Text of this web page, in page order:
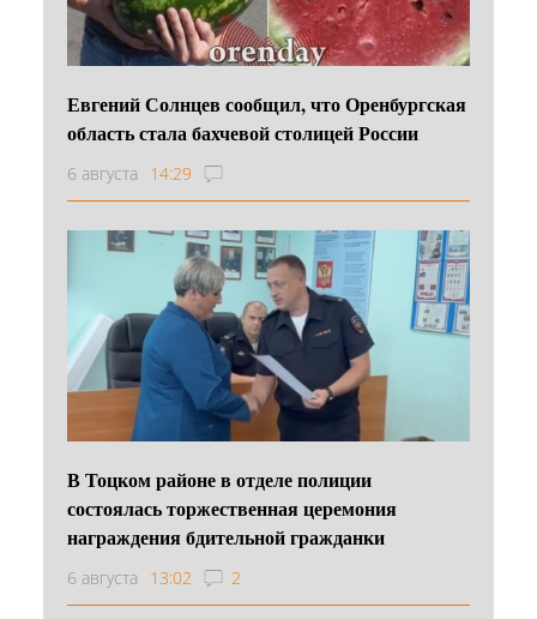
Евгений Солнцев сообщил, что Оренбургская
область стала бахчевой столицей России
6 августа 14:29
В Тоцком районе в отделе полиции
состоялась торжественная церемония
награждения бдительной гражданки
6 августа 13:02 2